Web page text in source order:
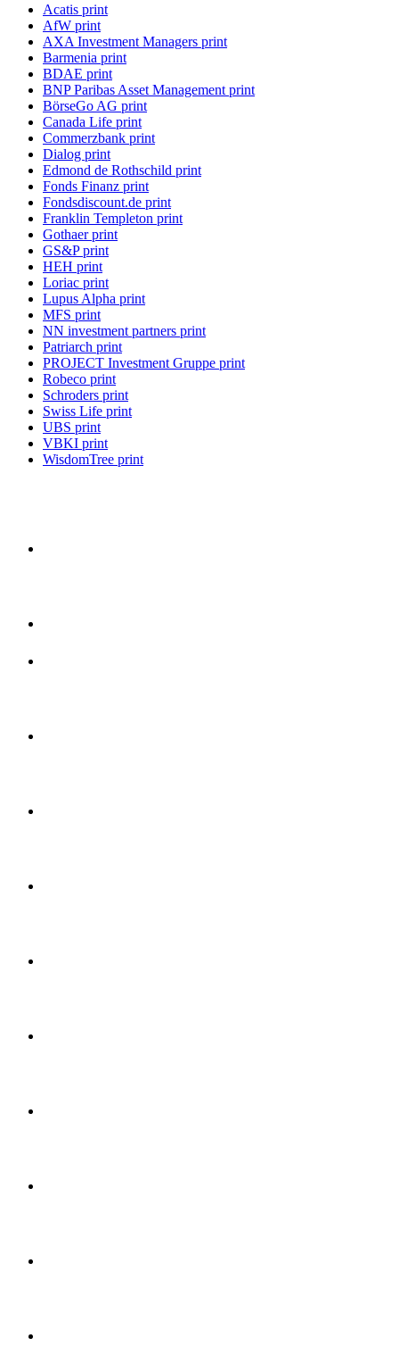
Acatis print
AfW print
AXA Investment Managers print
Barmenia print
BDAE print
BNP Paribas Asset Management print
BörseGo AG print
Canada Life print
Commerzbank print
Dialog print
Edmond de Rothschild print
Fonds Finanz print
Fondsdiscount.de print
Franklin Templeton print
Gothaer print
GS&P print
HEH print
Loriac print
Lupus Alpha print
MFS print
NN investment partners print
Patriarch print
PROJECT Investment Gruppe print
Robeco print
Schroders print
Swiss Life print
UBS print
VBKI print
WisdomTree print